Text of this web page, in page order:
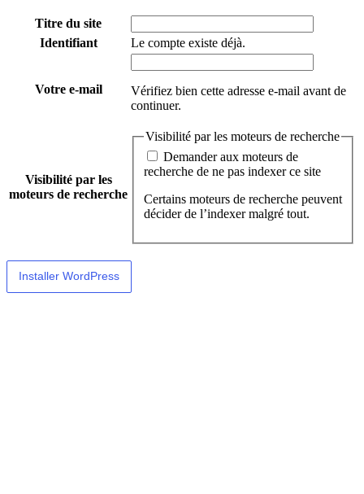
Titre du site
Identifiant
Le compte existe déjà.
Votre e-mail
Vérifiez bien cette adresse e-mail avant de
continuer.
Visibilité par les
moteurs de recherche
Visibilité par les moteurs de recherche
recherche de ne pas indexer ce site
Certains moteurs de recherche peuvent
décider de l’indexer malgré tout.